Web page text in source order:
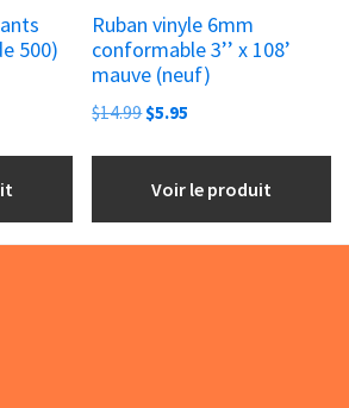
500)
Ruban vinyle 6mm
conformable 3’’ x 108’
mauve (neuf)
$14.99Le
était :
$5.95
est :
Voir le produit